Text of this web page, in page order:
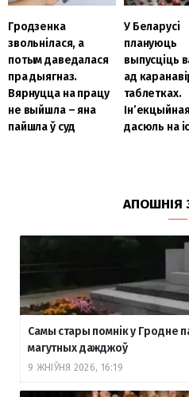
Гродзенка
звольнілася, а
потым даведалася
пра дыягназ.
Вярнуцца на працу
не выйшла – яна
пайшла ў суд
У Беларусі
плануюць
выпусціць
ад
таблетках.
Ін’екцыйная
дасюль на
АПОШНІЯ
Самы стары помнік у Гродне
магутных дажджоў
9 ЖНІЎНЯ 2026, 16:19